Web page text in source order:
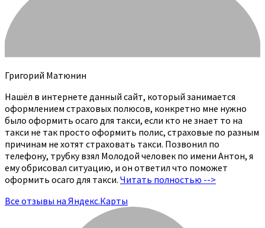
Григорий Матюнин
Нашёл в интернете данный сайт, который занимается
оформлением страховых полюсов, конкретно мне нужно
было оформить осаго для такси, если кто не знает то на
такси не так просто оформить полис, страховые по разным
причинам не хотят страховать такси. Позвонил по
телефону, трубку взял Молодой человек по имени Антон, я
ему обрисовал ситуацию, и он ответил что поможет
оформить осаго для такси. Читать полностью -->
Все отзывы на Яндекс.Карты